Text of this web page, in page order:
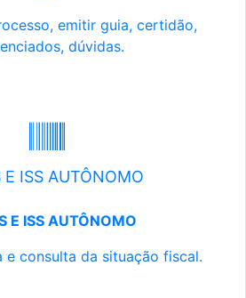
emitir guia, certidão,
dúvidas.
E ISS AUTÔNOMO
E ISS AUTÔNOMO
e consulta da situação fiscal.